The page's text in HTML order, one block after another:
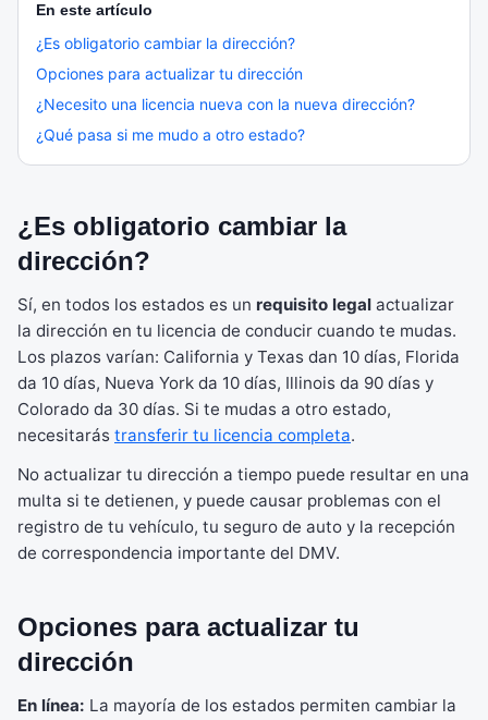
En este artículo
¿Es obligatorio cambiar la dirección?
Opciones para actualizar tu dirección
¿Necesito una licencia nueva con la nueva dirección?
¿Qué pasa si me mudo a otro estado?
¿Es obligatorio cambiar la
dirección?
Sí, en todos los estados es un requisito legal actualizar
la dirección en tu licencia de conducir cuando te mudas.
Los plazos varían: California y Texas dan 10 días, Florida
da 10 días, Nueva York da 10 días, Illinois da 90 días y
Colorado da 30 días. Si te mudas a otro estado,
necesitarás transferir tu licencia completa.
No actualizar tu dirección a tiempo puede resultar en una
multa si te detienen, y puede causar problemas con el
registro de tu vehículo, tu seguro de auto y la recepción
de correspondencia importante del DMV.
Opciones para actualizar tu
dirección
En línea: La mayoría de los estados permiten cambiar la